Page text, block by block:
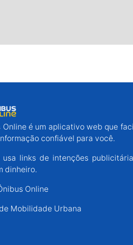
Online é um aplicativo web que
confiável para você.
usa links de intenções
dinheiro.
Online
Mobilidade Urbana